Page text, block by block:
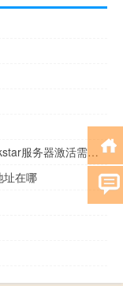
无法连接rock star游戏服务（无法访问rockstar服务器激活需连接网络）
址在哪